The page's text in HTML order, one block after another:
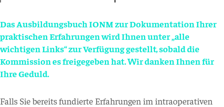
Das Ausbildungsbuch IONM zur Dokumentation Ihrer
praktischen Erfahrungen wird Ihnen unter „alle
wichtigen Links“ zur Verfügung gestellt, sobald die
Kommission es freigegeben hat. Wir danken Ihnen für
Ihre Geduld.
Falls Sie bereits fundierte Erfahrungen im intraoperativen